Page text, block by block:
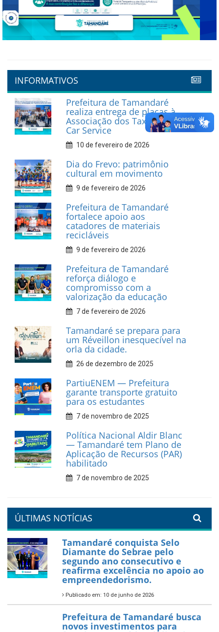
Previous Next
INFORMATIVOS
Prefeitura de Tamandaré
realiza entrega de placas à
Associação dos Taxistas Rota
Car Service
10 de fevereiro de 2026
Dia do Frevo: patrimônio
cultural em movimento
9 de fevereiro de 2026
Prefeitura de Tamandaré
fortalece apoio aos
catadores de materiais
recicláveis
9 de fevereiro de 2026
Prefeitura de Tamandaré
reforça diálogo e
compromisso com a
valorização da educação
7 de fevereiro de 2026
orla da cidade.
PartiuENEM — Prefeitura
garante transporte gratuito
para os estudantes
7 de novembro de 2025
Política Nacional Aldir Blanc
— Tamandaré tem Plano de
Aplicação de Recursos (PAR)
habilitado